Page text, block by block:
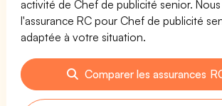
activité de Chef de publicité senior.
l'assurance RC pour Chef de publicité
adaptée à votre situation.
Comparer les assurances